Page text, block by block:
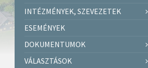
INTÉZMÉNYEK, SZEVEZETEK
ESEMÉNYEK
DOKUMENTUMOK
VÁLASZTÁSOK